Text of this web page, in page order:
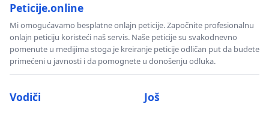
Peticije.online
Mi omogućavamo besplatne onlajn peticije. Započnite profesionalnu
onlajn peticiju koristeći naš servis. Naše peticije su svakodnevno
pomenute u medijima stoga je kreiranje peticije odličan put da budete
primećeni u javnosti i da pomognete u donošenju odluka.
Vodiči Još